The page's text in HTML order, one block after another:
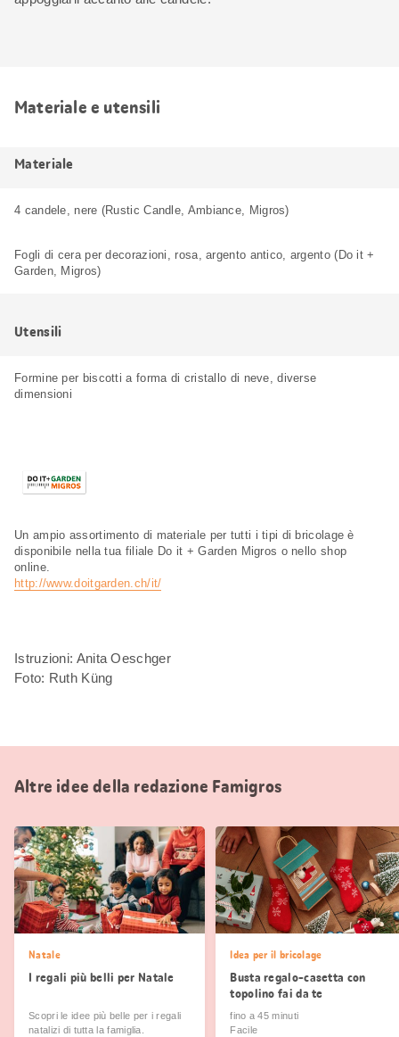
Materiale e utensili
Materiale
4 candele, nere (Rustic Candle, Ambiance, Migros)
Fogli di cera per decorazioni, rosa, argento antico, argento (Do it +
Garden, Migros)
Utensili
Formine per biscotti a forma di cristallo di neve, diverse
dimensioni
Un ampio assortimento di materiale per tutti i tipi di bricolage è
disponibile nella tua filiale Do it + Garden Migros o nello shop
online.
http://www.doitgarden.ch/it/
Istruzioni: Anita Oeschger
Foto: Ruth Küng
Altre idee della redazione Famigros
Natale
I regali più belli per Natale
Scopri le idee più belle per i regali
natalizi di tutta la famiglia.
Idea per il bricolage
Busta regalo-casetta con
topolino fai da te
fino a 45 minuti
Facile